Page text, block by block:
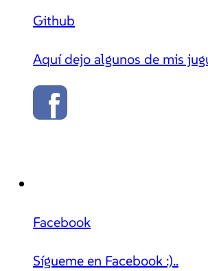
Github
Aquí dejo algunos de mis
Facebook
Sígueme en Facebook :)..